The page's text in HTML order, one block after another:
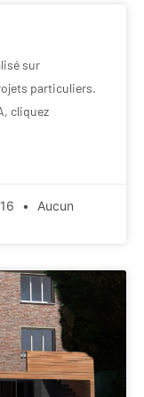
sur
particuliers.
cliquez
Aucun